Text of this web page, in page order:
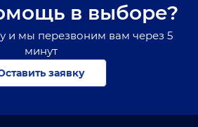
в выборе?
и мы перезвоним вам через 5
минут
заявку